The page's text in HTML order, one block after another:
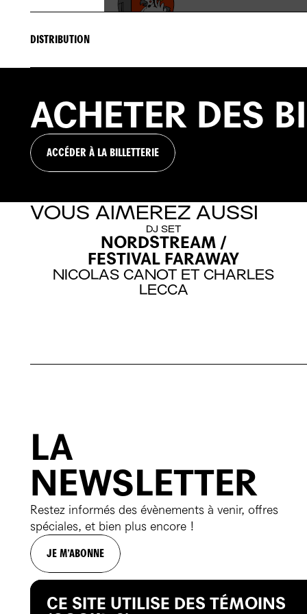
DISTRIBUTION
Conception et réalisation
Mise en scène et vidéo
Scénographie originale
Lumière et co-scénographie
Clarinette
Basson
Cors
Trompette
Trombone
Timbales
ACHETER DES
ACCÉDER À LA BILLETTERIE
VOUS AIMEREZ AUSSI
DJ SET
NORDSTREAM /
FESTIVAL FARAWAY
NICOLAS CANOT ET CHARLES
LECCA
CE SITE UTILISE DES TÉMOINS
LA
NEWSLETTER
Restez informés des évènements à venir, offres
spéciales, et bien plus encore !
JE M’ABONNE